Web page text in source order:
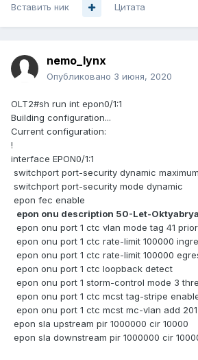
Вставить ник Цитата
nemo_lynx
Опубликовано 3 июня, 2020
OLT2#sh run int epon0/1:1
Building configuration...
Current configuration:
!
interface EPON0/1:1
switchport port-security dynamic
switchport port-security mode dynamic
epon fec enable
epon onu description 50-Let-
epon onu port 1 ctc vlan mode tag 41
epon onu port 1 ctc rate-limit 100000
epon onu port 1 ctc rate-limit 100000
epon onu port 1 ctc loopback detect
epon onu port 1 storm-control mode 3
epon onu port 1 ctc mcst tag-stripe
epon onu port 1 ctc mcst mc-vlan add
epon sla upstream pir 1000000 cir 10000
epon sla downstream pir 1000000 cir